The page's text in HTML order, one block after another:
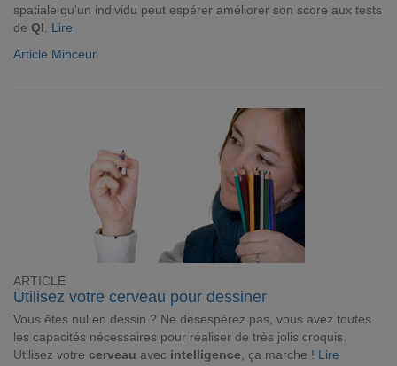
spatiale qu'un individu peut espérer améliorer son score aux tests
de QI
Lire
Article Minceur
ARTICLE
Utilisez votre cerveau pour dessiner
Vous êtes nul en dessin ? Ne désespérez pas, vous avez toutes
les capacités nécessaires pour réaliser de très jolis croquis.
Utilisez votre cerveau avec intelligence , ça marche ! Lire